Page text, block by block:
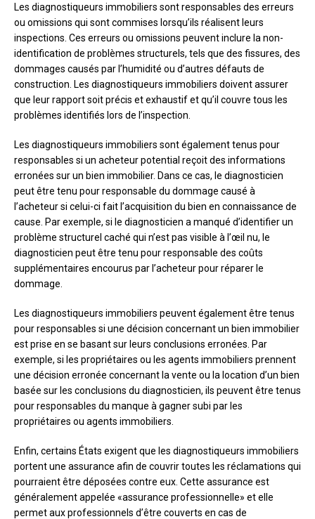
Les diagnostiqueurs immobiliers sont responsables des erreurs
ou omissions qui sont commises lorsqu’ils réalisent leurs
inspections. Ces erreurs ou omissions peuvent inclure la non-
identification de problèmes structurels, tels que des fissures, des
dommages causés par l’humidité ou d’autres défauts de
construction. Les diagnostiqueurs immobiliers doivent assurer
que leur rapport soit précis et exhaustif et qu’il couvre tous les
problèmes identifiés lors de l’inspection.
Les diagnostiqueurs immobiliers sont également tenus pour
responsables si un acheteur potential reçoit des informations
erronées sur un bien immobilier. Dans ce cas, le diagnosticien
peut être tenu pour responsable du dommage causé à
l’acheteur si celui-ci fait l’acquisition du bien en connaissance de
cause. Par exemple, si le diagnosticien a manqué d’identifier un
problème structurel caché qui n’est pas visible à l’œil nu, le
diagnosticien peut être tenu pour responsable des coûts
supplémentaires encourus par l’acheteur pour réparer le
dommage.
Les diagnostiqueurs immobiliers peuvent également être tenus
pour responsables si une décision concernant un bien immobilier
est prise en se basant sur leurs conclusions erronées. Par
exemple, si les propriétaires ou les agents immobiliers prennent
une décision erronée concernant la vente ou la location d’un bien
basée sur les conclusions du diagnosticien, ils peuvent être tenus
pour responsables du manque à gagner subi par les
propriétaires ou agents immobiliers.
Enfin, certains États exigent que les diagnostiqueurs immobiliers
portent une assurance afin de couvrir toutes les réclamations qui
pourraient être déposées contre eux. Cette assurance est
généralement appelée «assurance professionnelle» et elle
permet aux professionnels d’être couverts en cas de